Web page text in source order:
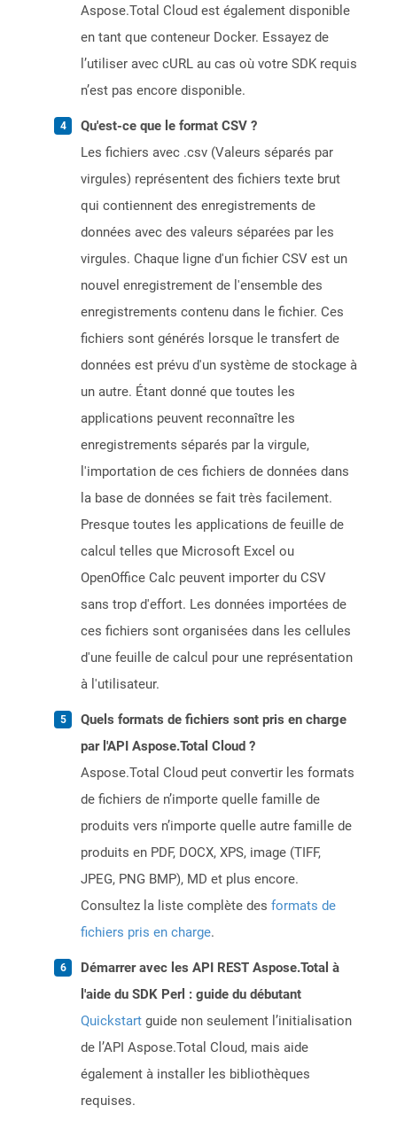
Aspose.Total Cloud est également disponible
en tant que conteneur Docker. Essayez de
l’utiliser avec cURL au cas où votre SDK requis
n’est pas encore disponible.
Qu'est-ce que le format CSV ?
Les fichiers avec .csv (Valeurs séparés par
virgules) représentent des fichiers texte brut
qui contiennent des enregistrements de
données avec des valeurs séparées par les
virgules. Chaque ligne d'un fichier CSV est un
nouvel enregistrement de l'ensemble des
enregistrements contenu dans le fichier. Ces
fichiers sont générés lorsque le transfert de
données est prévu d'un système de stockage à
un autre. Étant donné que toutes les
applications peuvent reconnaître les
enregistrements séparés par la virgule,
l'importation de ces fichiers de données dans
la base de données se fait très facilement.
Presque toutes les applications de feuille de
calcul telles que Microsoft Excel ou
OpenOffice Calc peuvent importer du CSV
sans trop d'effort. Les données importées de
ces fichiers sont organisées dans les cellules
d'une feuille de calcul pour une représentation
à l'utilisateur.
Quels formats de fichiers sont pris en charge
par l'API Aspose.Total Cloud ?
Aspose.Total Cloud peut convertir les formats
de fichiers de n’importe quelle famille de
produits vers n’importe quelle autre famille de
produits en PDF, DOCX, XPS, image (TIFF,
JPEG, PNG BMP), MD et plus encore.
Consultez la liste complète des formats de
fichiers pris en charge.
Démarrer avec les API REST Aspose.Total à
l'aide du SDK Perl : guide du débutant
Quickstart guide non seulement l’initialisation
de l’API Aspose.Total Cloud, mais aide
également à installer les bibliothèques
requises.